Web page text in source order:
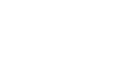
jos omat